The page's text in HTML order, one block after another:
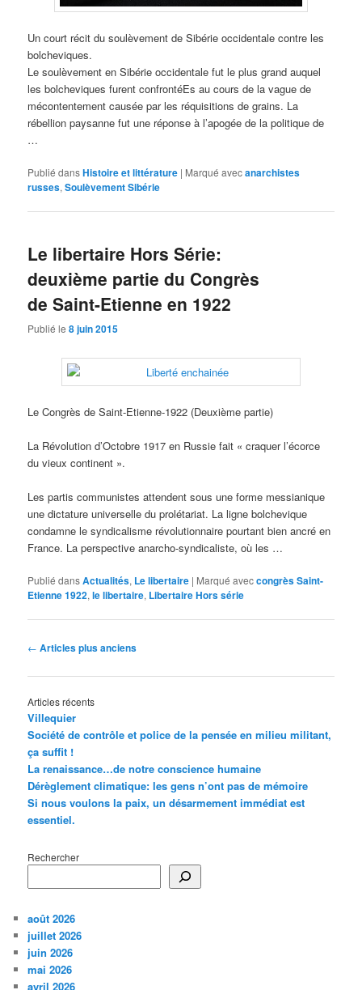
Un court récit du soulèvement de Sibérie occidentale contre les
bolcheviques.
Le soulèvement en Sibérie occidentale fut le plus grand auquel
les bolcheviques furent confrontéEs au cours de la vague de
mécontentement causée par les réquisitions de grains. La
rébellion paysanne fut une réponse à l’apogée de la politique de
…
Publié dansHistoire et littérature | Marqué avecanarchistes
russes,Soulèvement Sibérie
Le libertaire Hors Série:
deuxième partie du Congrès
de Saint-Etienne en 1922
Publié le8 juin 2015
Le Congrès de Saint-Etienne-1922 (Deuxième partie)
La Révolution d’Octobre 1917 en Russie fait « craquer l’écorce
du vieux continent ».
Les partis communistes attendent sous une forme messianique
une dictature universelle du prolétariat. La ligne bolchevique
condamne le syndicalisme révolutionnaire pourtant bien ancré en
France. La perspective anarcho-syndicaliste, où les …
Publié dansActualités, Le libertaire | Marqué aveccongrès Saint-
Etienne 1922,le libertaire, Libertaire Hors série
Navigation
articles
← Articles plus anciens
Articles récents
Villequier
Société de contrôle et police de la pensée en milieu militant,
ça suffit !
La renaissance…de notre conscience humaine
Dérèglement climatique: les gens n’ont pas de mémoire
Si nous voulons la paix, un désarmement immédiat est
essentiel.
Rechercher
août 2026
juillet 2026
juin 2026
mai 2026
avril 2026